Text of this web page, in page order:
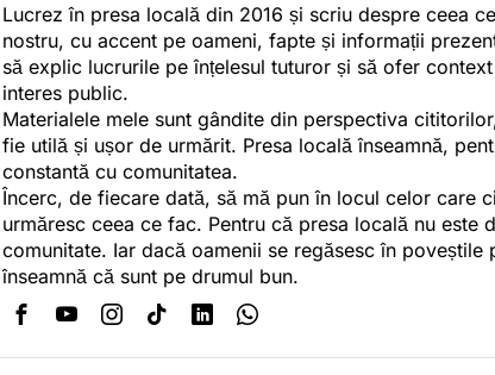
Lucrez în presa locală din 2016 și scriu despre ceea
nostru, cu accent pe oameni, fapte și informații
să explic lucrurile pe înțelesul tuturor și să ofer
interes public.
Materialele mele sunt gândite din perspectiva
fie utilă și ușor de urmărit. Presa locală înseamnă,
constantă cu comunitatea.
Încerc, de fiecare dată, să mă pun în locul celor care
urmăresc ceea ce fac. Pentru că presa locală nu este
comunitate. Iar dacă oamenii se regăsesc în poveștile
înseamnă că sunt pe drumul bun.